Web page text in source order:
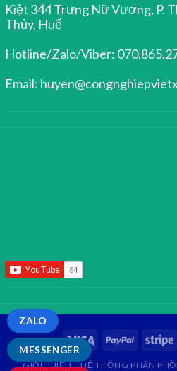
Kiệt 344 Trưng Nữ Vương, P.
Thủy, Huế
Hotline/Zalo/Viber:
Email:
GIỚI THIỆU HỆ THỐNG PHÂN PHỐI
MESSENGER
ZALO